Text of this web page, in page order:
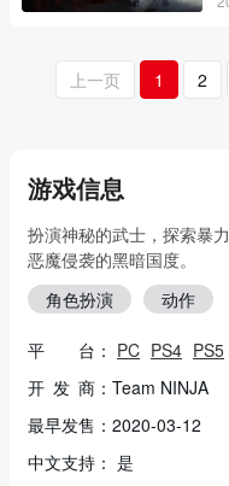
上一页 1 2
游戏信息
扮演神秘的武士，探索暴
恶魔侵袭的黑暗国度。
角色扮演
动作
平 台： PC PS4 PS5
开 发 商：Team NINJA
最早发售：2020-03-12
中文支持： 是